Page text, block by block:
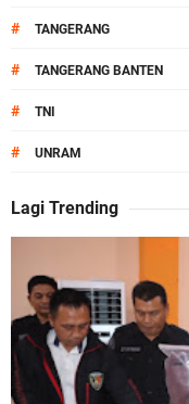
# TANGERANG
# TANGERANG BANTEN
# TNI
# UNRAM
Lagi Trending